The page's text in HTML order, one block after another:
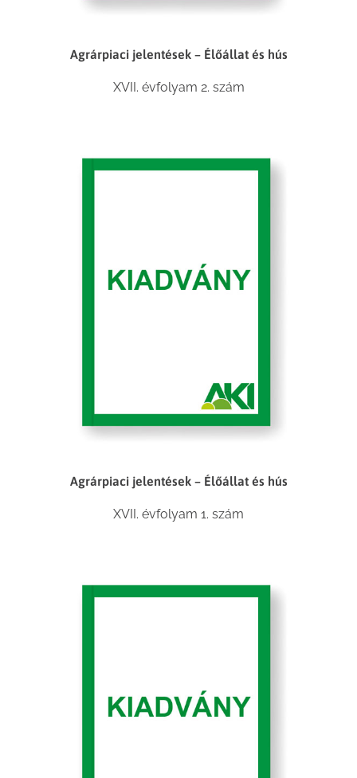
Agrárpiaci jelentések – Élőállat és hús
XVII. évfolyam 2. szám
Agrárpiaci jelentések – Élőállat és hús
XVII. évfolyam 1. szám